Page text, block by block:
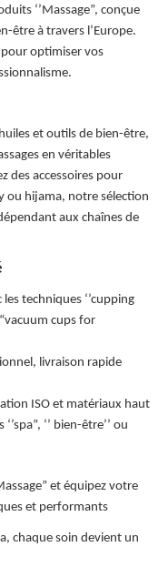
‘’Massage”, conçue
être à travers l’Europe.
optimiser vos
et outils de bien-être,
en véritables
des accessoires pour
ou hijama, notre sélection
aux chaînes de
techniques ‘’cupping
cups for
livraison rapide
ISO et matériaux haut
‘’ bien-être’’ ou
et équipez votre
et performants
chaque soin devient un